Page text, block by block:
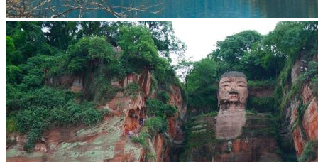
Demande d’info
09 83 07 44 60